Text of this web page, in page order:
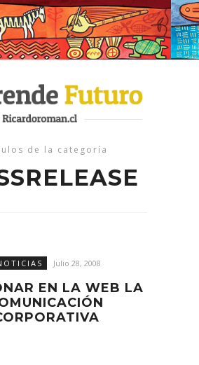
de la categoría
Julio 28, 2008
EN LA WEB LA